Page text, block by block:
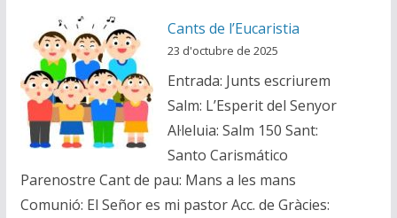
Cants de l’Eucaristia
23 d'octubre de 2025
Entrada: Junts escriurem
Salm: L’Esperit del Senyor
Al·leluia: Salm 150 Sant:
Santo Carismático
Parenostre Cant de pau: Mans a les mans
Comunió: El Señor es mi pastor Acc. de Gràcies: